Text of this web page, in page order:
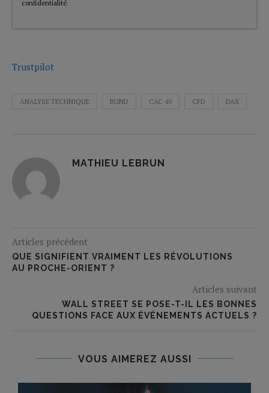
confidentialité.
Trustpilot
ANALYSE TECHNIQUE BUND CAC 40 CFD DAX
MATHIEU LEBRUN
Articles précédent
QUE SIGNIFIENT VRAIMENT LES RÉVOLUTIONS
AU PROCHE-ORIENT ?
Articles suivant
WALL STREET SE POSE-T-IL LES BONNES
QUESTIONS FACE AUX ÉVÉNEMENTS ACTUELS ?
VOUS AIMEREZ AUSSI